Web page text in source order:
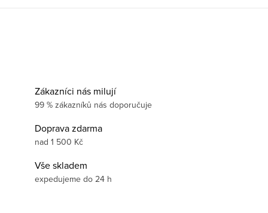
Zákazníci nás milují
99 % zákazníků nás doporučuje
Doprava zdarma
nad 1 500 Kč
Vše skladem
expedujeme do 24 h